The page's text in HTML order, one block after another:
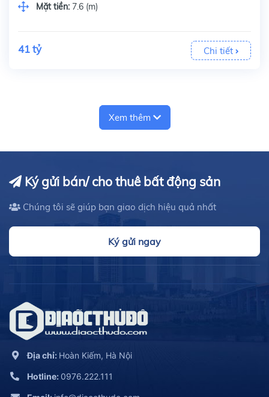
Mặt tiền: 7.6 (m)
41 tỷ Chi tiết
Xem thêm
Ký gửi bán/ cho thuê bất động sản
Chúng tôi sẽ giúp bạn giao dịch hiệu quả nhất
Ký gửi ngay
Địa chỉ: Hoàn Kiếm, Hà Nội
Hotline: 0976.222.111